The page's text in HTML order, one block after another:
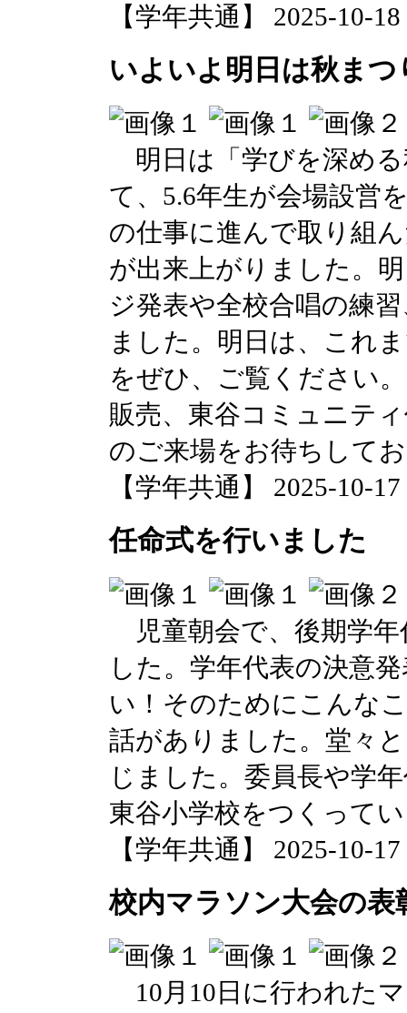
【学年共通】 2025-10-
いよいよ明日は秋まつ
明日は「学びを深め
て、5.6年生が会場設営
の仕事に進んで取り組
が出来上がりました。
ジ発表や全校合唱の練
ました。明日は、これ
をぜひ、ご覧ください
販売、東谷コミュニテ
のご来場をお待ちして
【学年共通】 2025-10-
任命式を行いました
児童朝会で、後期学年
した。学年代表の決意
い！そのためにこんな
話がありました。堂々
じました。委員長や学
東谷小学校をつくって
【学年共通】 2025-10-
校内マラソン大会の表
10月10日に行われた